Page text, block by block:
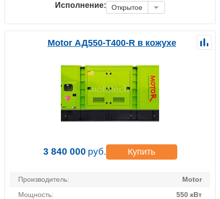
Исполнение: Открытое
Motor АД550-Т400-R в кожухе
3 840 000 руб. Купить
Производитель:
Motor
Мощность:
550 кВт